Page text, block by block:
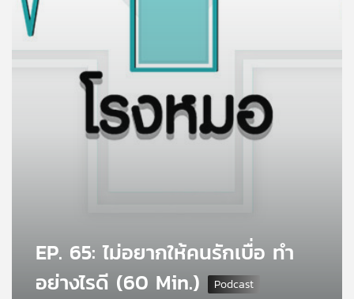
เพลง
เกี่ยวEP. 65: ไม่อยากให้คนรักเบื่อ ทำ
อย่างไรดี (60 Min.)